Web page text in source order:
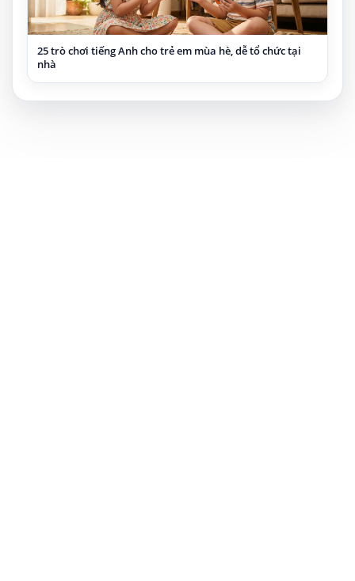
25 trò chơi tiếng Anh cho trẻ em mùa hè, dễ tổ chức tại
nhà